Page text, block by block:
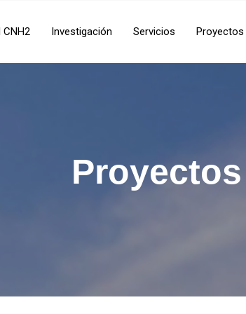
CNH2 Investigación Servicios Proyectos
Proyectos